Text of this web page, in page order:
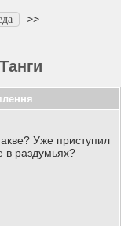
>>
Уже приступил
в раздумьях?